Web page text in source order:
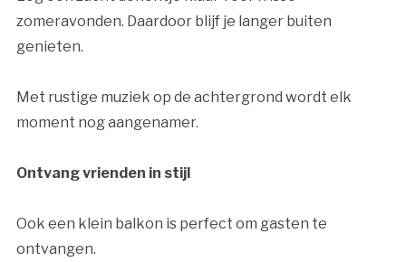
zomeravonden. Daardoor blijf je langer buiten
genieten.
Met rustige muziek op de achtergrond wordt elk
moment nog aangenamer.
Ontvang vrienden in stijl
Ook een klein balkon is perfect om gasten te
ontvangen.